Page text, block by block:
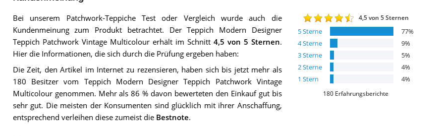
4,5von 5 Sternen
5Sterne 77%
4Sterne 9%
3Sterne 5%
2Sterne 4%
1 Stern 4%
180 Erfahrungsberichte
Bei unserem Patchwork-TeppicheTest oder Vergleich wurde auch die
Kundenmeinung zum Produkt betrachtet.
Der Teppich Modern Designer
Teppich Patchwork Vintage Multicolourerhält im Schnitt 4,5 von 5 Sternen.
Hier die Informationen, die sich durch die Prüfung ergeben haben:
Die Zeit, den Artikel im Internet zu rezensieren, haben sich bis jetzt mehr als
180 Besitzer vom Teppich Modern Designer Teppich Patchwork Vintage
Multicolour genommen. Mehr als 86 % davon bewerteten den Einkauf gut bis
sehr gut. Die meisten der Konsumenten sind glücklich mit ihrer Anschaffung,
entsprechend verleihen diese zumeist die Bestnote.